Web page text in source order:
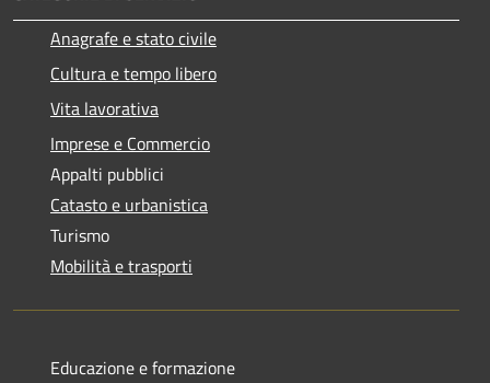
Anagrafe e stato civile
Cultura e tempo libero
Vita lavorativa
Imprese e Commercio
Appalti pubblici
Catasto e urbanistica
Turismo
Mobilità e trasporti
Educazione e formazione